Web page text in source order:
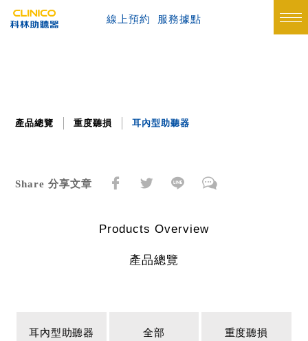
線上預約 服務據點
產品總覽 重度聽損 耳內型助聽器
Share 分享文章
Products Overview
產品總覽
耳內型助聽器 全部 重度聽損